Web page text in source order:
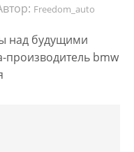
Freedom_auto
над будущими
bmw